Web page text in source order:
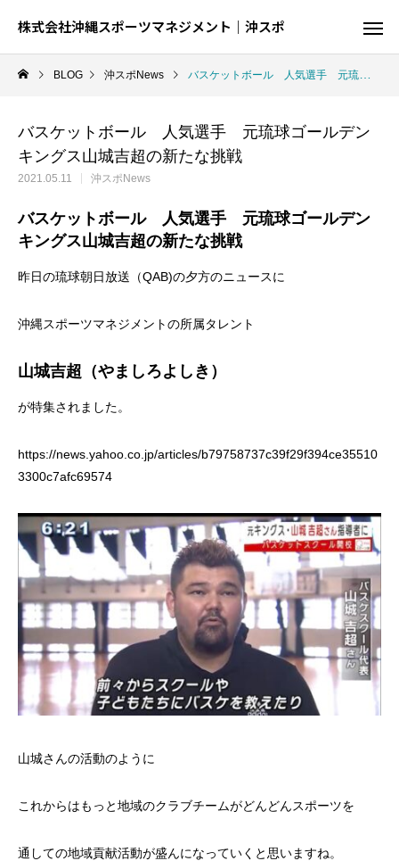
株式会社沖縄スポーツマネジメント｜沖スポ
結果が出るとは限らない、でも才能が全て
ではない！
BLOG 沖スポNews バスケットボール 人気選手 元琉球ゴールデンキングス山城吉超の新たな挑戦
バスケットボール 人気選手 元琉球ゴールデン
キングス山城吉超の新たな挑戦
2021.05.11 沖スポNews
バスケットボール 人気選手 元琉球ゴールデン
キングス山城吉超の新たな挑戦
昨日の琉球朝日放送（QAB)の夕方のニュースに
沖縄スポーツマネジメントの所属タレント
山城吉超（やましろよしき）
が特集されました。
https://news.yahoo.co.jp/articles/b79758737c39f29f394ce35510
3300c7afc69574
山城さんの活動のように
これからはもっと地域のクラブチームがどんどんスポーツを
通しての地域貢献活動が盛んになっていくと思いますね。